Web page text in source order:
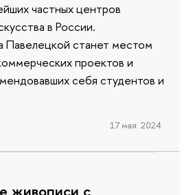
частных центров
в России.
Павелецкой станет местом
проектов и
себя студентов и
17 мая 2024
живописи с